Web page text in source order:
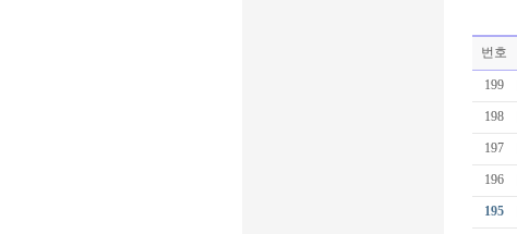
번호
199
198
197
196
195